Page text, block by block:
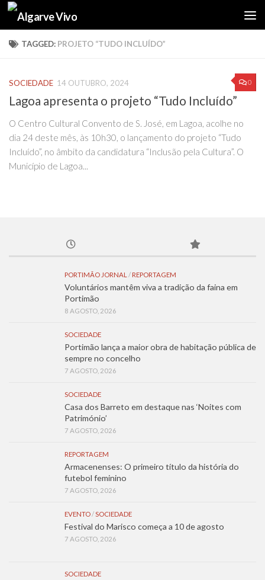
Skip to content
TAGGED: PROJETO “TUDO INCLUÍDO”
0
SOCIEDADE 14 OUTUBRO, 2024
Lagoa apresenta o projeto “Tudo Incluído”
O Centro Cultural Convento de S. José, em Lagoa, acolhe no
dia 24 deste mês, às 10h30, o lançamento do projeto “Tudo
Incluído”, no âmbito da candidatura “Inclusão pela Cultura”. O
Município de Lagoa...
PORTIMÃO JORNAL / REPORTAGEM
Voluntários mantêm viva a tradição da faina em
Portimão
8 AGOSTO, 2026
SOCIEDADE
Portimão lança a maior obra de habitação pública de
sempre no concelho
7 AGOSTO, 2026
SOCIEDADE
Casa dos Barreto em destaque nas ‘Noites com
Património’
7 AGOSTO, 2026
REPORTAGEM
Armacenenses: O primeiro título da história do
futebol feminino
7 AGOSTO, 2026
EVENTO/SOCIEDADE
Festival do Marisco começa a 10 de agosto
7 AGOSTO, 2026
SOCIEDADE